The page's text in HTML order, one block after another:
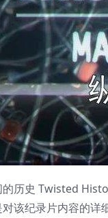
的历史 Twisted
该纪录片内容的详